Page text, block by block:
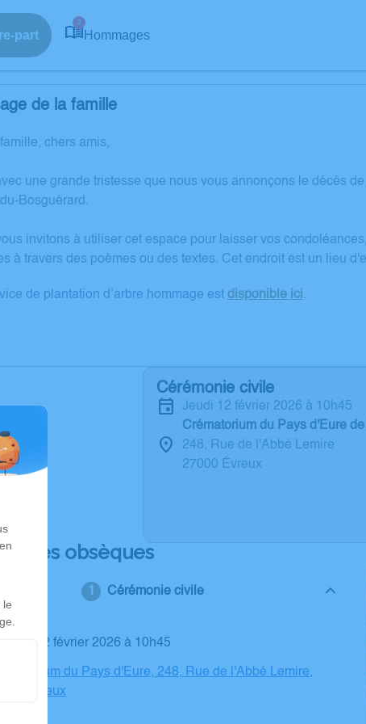
part
2
Hommages
de la famille
chers amis,
une grande tristesse que nous vous annonçons le décès
Bosguérard.
invitons à utiliser cet espace pour laisser vos
à travers des poèmes ou des textes. Cet endroit est un lieu
de plantation d’arbre hommage est disponible ici .
Cérémonie civile
jeudi 12 février 2026 à 10h45
Crématorium du Pays d'Eure
248, Rue de l'Abbé Lemire
27000 Évreux
des obsèques
Cérémonie civile
Le jeudi 12 février 2026 à 10h45
du Pays d'Eure, 248, Rue de l'Abbé Lemire,
Évreux